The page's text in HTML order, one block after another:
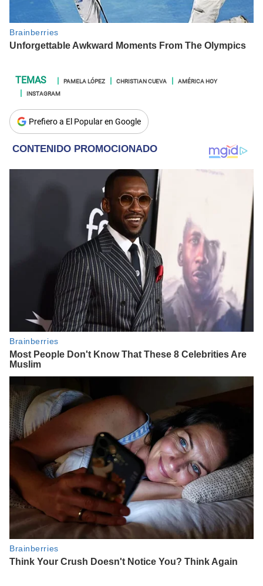
PAMELA LÓPEZ CHRISTIAN CUEVA
AMÉRICA HOY
INSTAGRAM
Prefiero a El Popular en Google